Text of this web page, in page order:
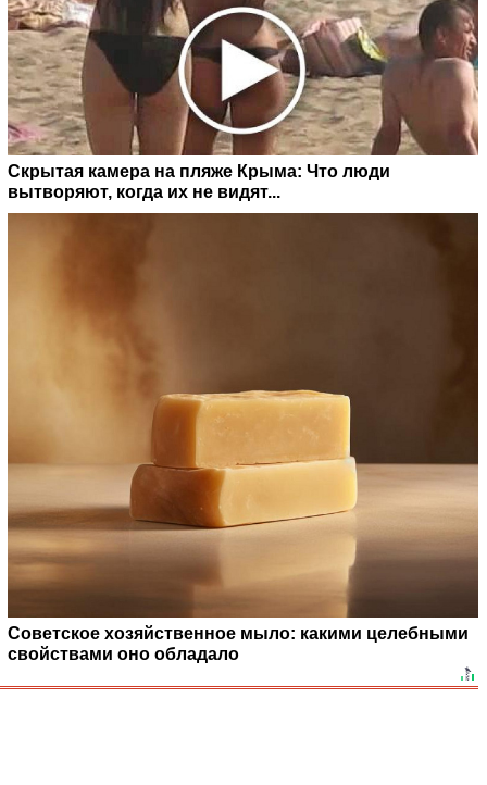
Скрытая камера на пляже Крыма: Что люди
вытворяют, когда их не видят...
Советское хозяйственное мыло: какими целебными
свойствами оно обладало